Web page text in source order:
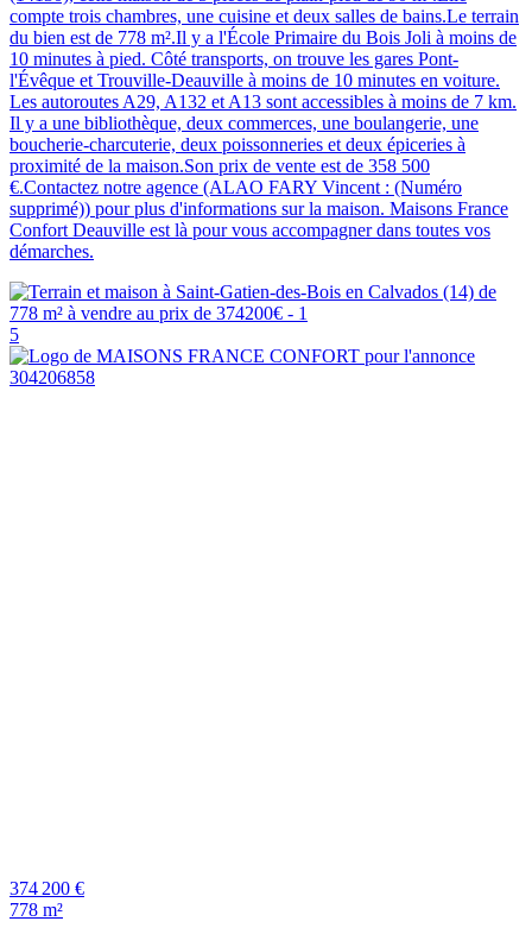
compte trois chambres, une cuisine et deux salles de bains.Le terrain
du bien est de 778 m².Il y a l'École Primaire du Bois Joli à moins de
10 minutes à pied. Côté transports, on trouve les gares Pont-
l'Évêque et Trouville-Deauville à moins de 10 minutes en voiture.
Les autoroutes A29, A132 et A13 sont accessibles à moins de 7 km.
Il y a une bibliothèque, deux commerces, une boulangerie, une
boucherie-charcuterie, deux poissonneries et deux épiceries à
proximité de la maison.Son prix de vente est de 358 500
€.Contactez notre agence (ALAO FARY Vincent : (Numéro
supprimé)) pour plus d'informations sur la maison. Maisons France
Confort Deauville est là pour vous accompagner dans toutes vos
démarches.
5
374 200 €
778 m²